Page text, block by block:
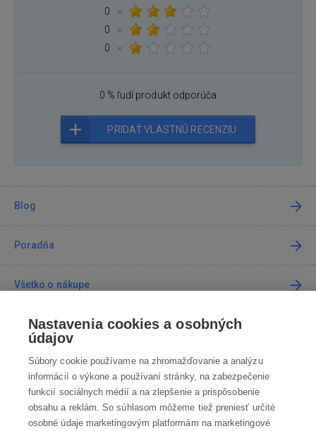
0
×
0
×
0
×
0 % ľudí produkt odporúča
PRIDAŤ VLASTNÚ RECENZIU
Blog
Poradňa
Všetko o nákupe
Predajne
Kontakt
Kontaktujte nás
Nastavenia cookies a osobných
údajov
Súbory cookie používame na zhromažďovanie a analýzu
informácií o výkone a používaní stránky, na zabezpečenie
funkcií sociálnych médií a na zlepšenie a prispôsobenie
obsahu a reklám. So súhlasom môžeme tiež preniesť určité
osobné údaje marketingovým platformám na marketingové